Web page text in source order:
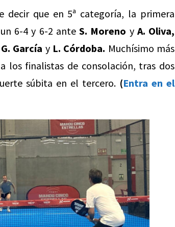
decir que en 5ª categoría, la primera
6-4 y 6-2 anteS. Moreno y A. Oliva,
G. García y L. Córdoba. Muchísimo más
los finalistas de consolación, tras dos
súbita en el tercero. (Entra en el